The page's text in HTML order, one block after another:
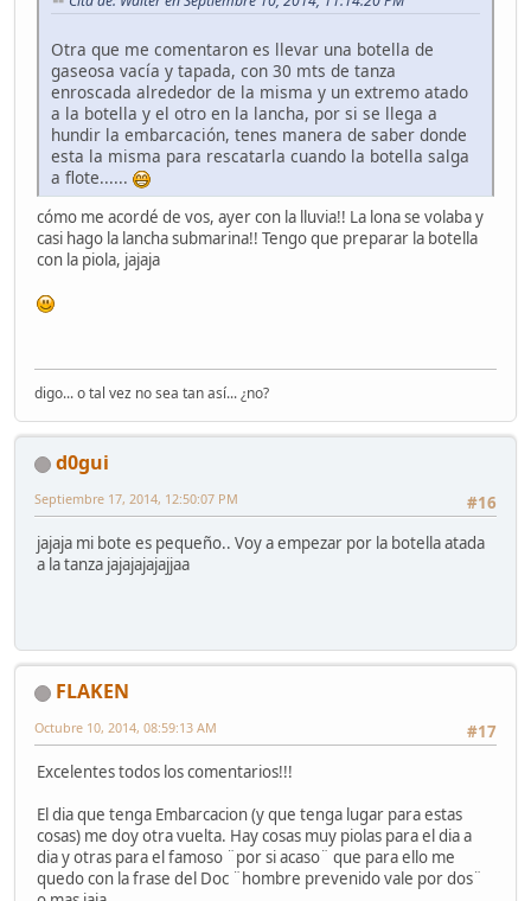
Otra que me comentaron es llevar una botella de
gaseosa vacía y tapada, con 30 mts de tanza
enroscada alrededor de la misma y un extremo atado
a la botella y el otro en la lancha, por si se llega a
hundir la embarcación, tenes manera de saber donde
esta la misma para rescatarla cuando la botella salga
a flote......
cómo me acordé de vos, ayer con la lluvia!! La lona se volaba y
casi hago la lancha submarina!! Tengo que preparar la botella
con la piola, jajaja
digo... o tal vez no sea tan así... ¿no?
d0gui
#16
Septiembre 17, 2014, 12:50:07 PM
jajaja mi bote es pequeño.. Voy a empezar por la botella atada
a la tanza jajajajajajjaa
FLAKEN
#17
Octubre 10, 2014, 08:59:13 AM
Excelentes todos los comentarios!!!
El dia que tenga Embarcacion (y que tenga lugar para estas
cosas) me doy otra vuelta. Hay cosas muy piolas para el dia a
dia y otras para el famoso ¨por si acaso¨ que para ello me
quedo con la frase del Doc ¨hombre prevenido vale por dos¨